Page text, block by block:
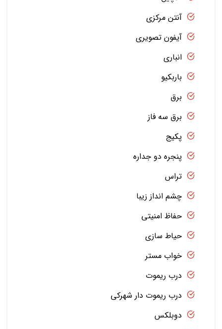
آنتن مرکزی
آیفون تصویری
انباری
باربکیو
برق
برق سه فاز
پکیج
پنجره دو جداره
تراس
چشم انداز زیبا
حفاظ امنیتی
حیاط سازی
خواب مستر
درب ریموت
درب ریموت دار شهرکی
دوبلکس